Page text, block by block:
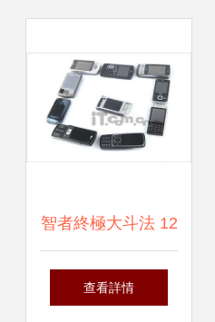
土化生產(chǎn)
智者終極大斗法 12
款智能手機(jī)智能
查看詳情